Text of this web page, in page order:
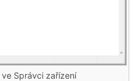
Správci zařízení